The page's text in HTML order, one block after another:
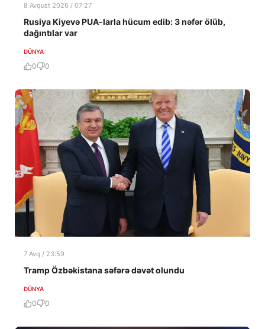
8 Avqust 2026 / 07:27
Rusiya Kiyevə PUA-larla hücum edib: 3 nəfər ölüb,
dağıntılar var
DÜNYA
0 0
7 Avq / 23:59
Tramp Özbəkistana səfərə dəvət olundu
DÜNYA
0 0